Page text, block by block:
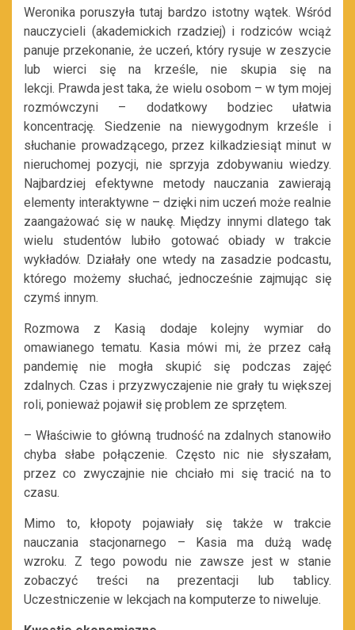
Weronika poruszyła tutaj bardzo istotny wątek. Wśród
nauczycieli (akademickich rzadziej) i rodziców wciąż
panuje przekonanie, że uczeń, który rysuje w zeszycie
lub wierci się na krześle, nie skupia się na
lekcji. Prawda jest taka, że wielu osobom – w tym mojej
rozmówczyni – dodatkowy bodziec ułatwia
koncentrację. Siedzenie na
niewygodnym krześle i
słuchanie prowadzącego, przez kilkadziesiąt minut w
nieruchomej pozycji, nie sprzyja zdobywaniu wiedzy.
Najbardziej efektywne metody nauczania zawierają
elementy interaktywne – dzięki nim uczeń może realnie
zaangażować się w naukę. Między innymi dlatego tak
wielu studentów lubiło gotować obiady w trakcie
wykładów. Działały one wtedy na zasadzie podcastu,
którego możemy słuchać, jednocześnie zajmując się
czymś innym.
Rozmowa z Kasią dodaje kolejny wymiar do
omawianego tematu. Kasia mówi mi, że przez całą
pandemię nie mogła skupić się podczas zajęć
zdalnych. Czas i przyzwyczajenie nie grały tu większej
roli, ponieważ pojawił się problem ze sprzętem.
– Właściwie to główną trudność na zdalnych stanowiło
chyba słabe połączenie. Często nic nie słyszałam,
przez co zwyczajnie nie chciało mi się tracić na to
czasu.
Mimo to, kłopoty pojawiały się także w trakcie
nauczania stacjonarnego – Kasia ma dużą wadę
wzroku. Z tego powodu nie zawsze jest w stanie
zobaczyć treści na prezentacji lub tablicy.
Uczestniczenie w lekcjach na komputerze to niweluje.